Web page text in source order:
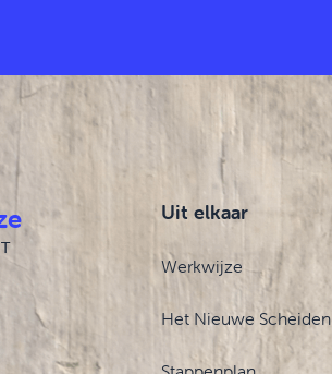
Uit elkaar
Werkwijze
Het Nieuwe Scheiden